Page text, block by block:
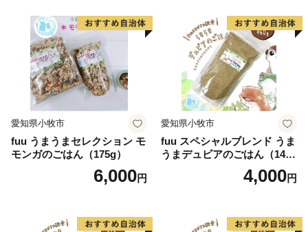
委託先 結デザイン有限会社
TEL：050-3142-9277
Mail：nirasaki@yuidesign.jp
受付時間 9:00～17:00
※土曜日・日曜日・祝日・夏季休業（8/13～
8/15）・年末年始 の
お問い合わせにはお応え出来ません。
愛知県小牧市
fuu うまうまセレクション モ
モンガのごはん（175g）
6,000円
愛知県小牧市
fuu スペシャルブレンド うま
うまデュビアのごはん（140
4,000円